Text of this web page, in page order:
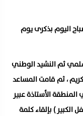
اليوم بذكرى يوم
ثم النشيد الوطني
، ثم قامت المساعد
المنطقة الأستاذة عبير
) بإلقاء كلمة